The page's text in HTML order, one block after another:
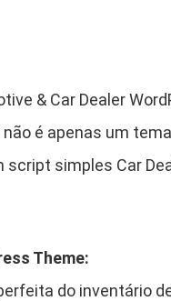
.
& Car Dealer
é apenas um
script simples Car
Theme:
do inventário